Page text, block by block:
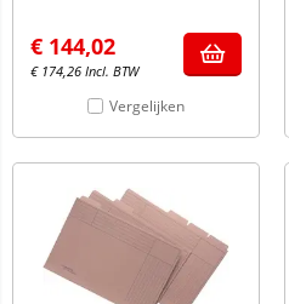
€ 144,02
€ 174,26 Incl. BTW
Vergelijken